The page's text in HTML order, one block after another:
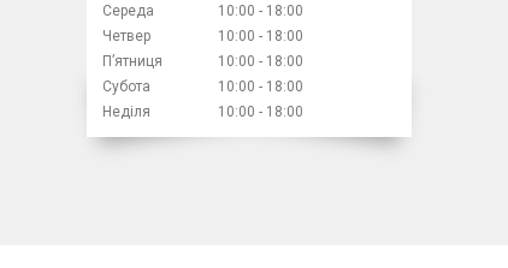
Середа
10:00
18:00
Четвер
10:00
18:00
Пʼятниця
10:00
18:00
Субота
10:00
18:00
Неділя
10:00 18:00